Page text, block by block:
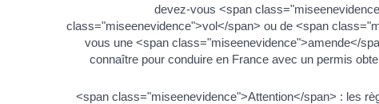
devez-vous <span
class="miseenevidence">vol</span> ou de <span
vous une <span class="miseenevidence">amende</
connaître pour conduire en France avec un permis
<span class="miseenevidence">Attention</span> : les